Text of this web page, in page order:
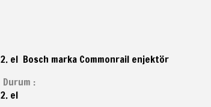
2. el Bosch marka Commonrail enjektör
Durum :
2. el